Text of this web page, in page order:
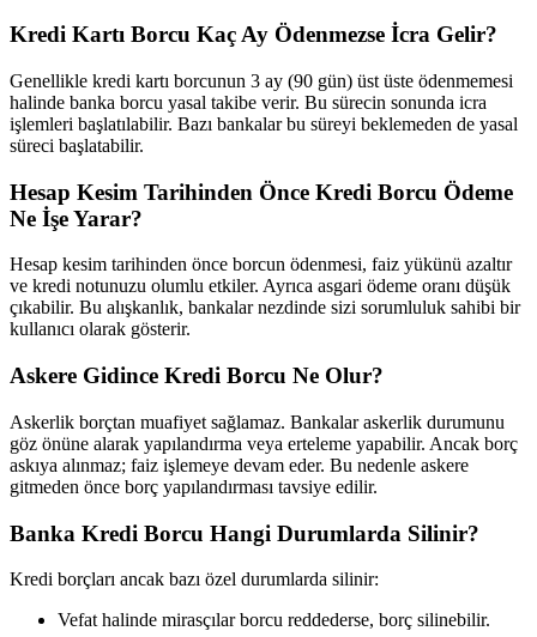
Kredi Kartı Borcu Kaç Ay Ödenmezse İcra Gelir?
Genellikle kredi kartı borcunun 3 ay (90 gün) üst üste ödenmemesi
halinde banka borcu yasal takibe verir. Bu sürecin sonunda icra
işlemleri başlatılabilir. Bazı bankalar bu süreyi beklemeden de yasal
süreci başlatabilir.
Hesap Kesim Tarihinden Önce Kredi Borcu Ödeme
Ne İşe Yarar?
Hesap kesim tarihinden önce borcun ödenmesi, faiz yükünü azaltır
ve kredi notunuzu olumlu etkiler. Ayrıca asgari ödeme oranı düşük
çıkabilir. Bu alışkanlık, bankalar nezdinde sizi sorumluluk sahibi bir
kullanıcı olarak gösterir.
Askere Gidince Kredi Borcu Ne Olur?
Askerlik borçtan muafiyet sağlamaz. Bankalar askerlik durumunu
göz önüne alarak yapılandırma veya erteleme yapabilir. Ancak borç
askıya alınmaz; faiz işlemeye devam eder. Bu nedenle askere
gitmeden önce borç yapılandırması tavsiye edilir.
Banka Kredi Borcu Hangi Durumlarda Silinir?
Kredi borçları ancak bazı özel durumlarda silinir:
Vefat halinde mirasçılar borcu reddederse, borç silinebilir.